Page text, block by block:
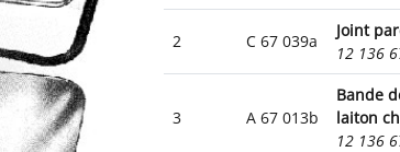
2 C 67 039a
Joint
12 136
3 A 67 013b
Bande
laiton
12 136